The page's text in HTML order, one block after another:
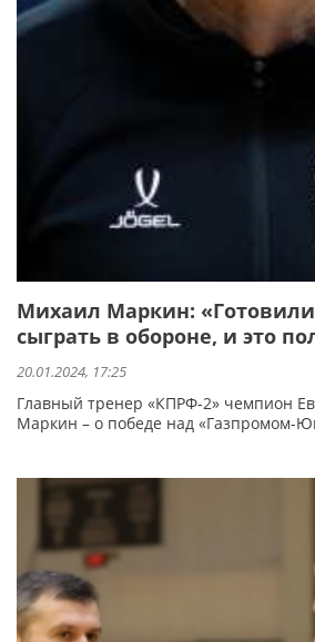
Михаил Маркин:
сыграть в обороне, и это
20.01.2024, 17:25
Главный тренер «КПРФ-2» чемпион
Маркин – о победе над «Газпромом-